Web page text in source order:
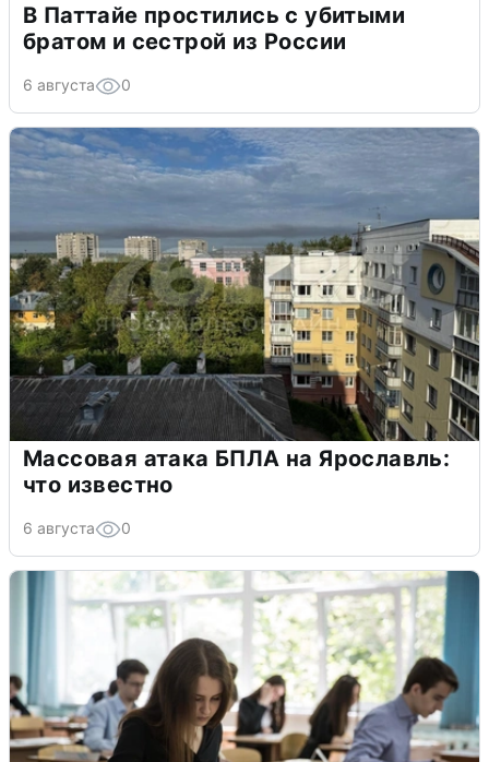
В Паттайе простились с убитыми
братом и сестрой из России
6 августа 0
Массовая атака БПЛА на Ярославль:
что известно
6 августа 0